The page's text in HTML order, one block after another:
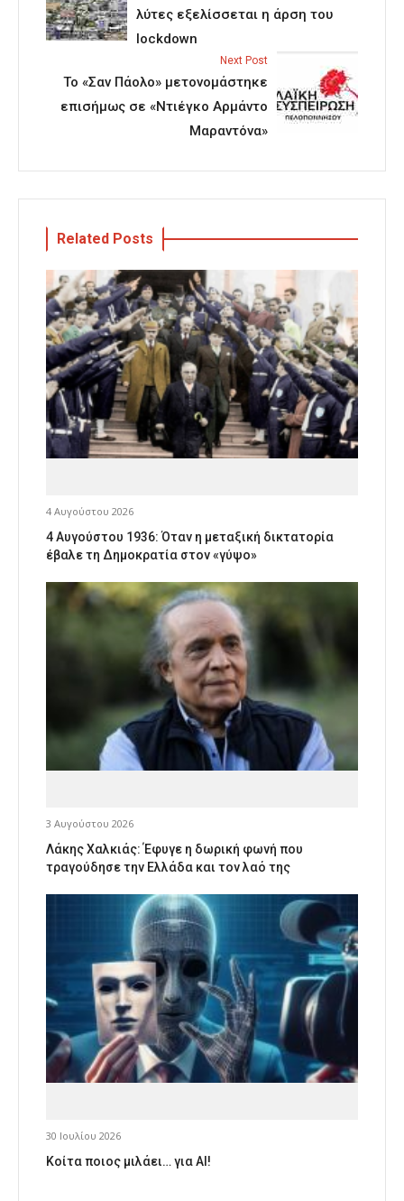
λύτες εξελίσσεται η άρση του
lockdown
Next Post
Το «Σαν Πάολο» μετονομάστηκε
επισήμως σε «Ντιέγκο Αρμάντο
Μαραντόνα»
Related Posts
4 Αυγούστου 2026
4 Αυγούστου 1936: Όταν η μεταξική δικτατορία
έβαλε τη Δημοκρατία στον «γύψο»
3 Αυγούστου 2026
Λάκης Χαλκιάς: Έφυγε η δωρική φωνή που
τραγούδησε την Ελλάδα και τον λαό της
30 Ιουλίου 2026
Κοίτα ποιος μιλάει… για AI!